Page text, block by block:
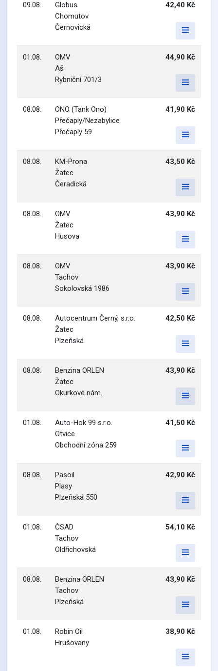
09.08.
Globus
Chomutov
Černovická
42,40 Kč
01.08.
OMV
Aš
Rybniční 701/3
44,90 Kč
08.08.
ONO (Tank Ono)
Přečaply/Nezabylice
Přečaply 59
41,90 Kč
08.08.
KM-Prona
Žatec
Čeradická
43,50 Kč
08.08.
OMV
Žatec
Husova
43,90 Kč
08.08.
OMV
Tachov
Sokolovská 1986
43,90 Kč
08.08.
Autocentrum Černý, s.r.o.
Žatec
Plzeňská
42,50 Kč
08.08.
Benzina ORLEN
Žatec
Okurkové nám.
43,90 Kč
01.08.
Auto-Hok 99 s.r.o.
Otvice
Obchodní zóna 259
41,50 Kč
08.08.
Pasoil
Plasy
Plzeňská 550
42,90 Kč
01.08.
ČSAD
Tachov
Oldřichovská
54,10 Kč
08.08.
Benzina ORLEN
Tachov
Plzeňská
43,90 Kč
01.08.
Robin Oil
Hrušovany
38,90 Kč